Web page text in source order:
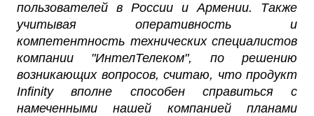
пользователей в России и Армении. Также
учитывая оперативность и
компетентность технических специалистов
компании "ИнтелТелеком", по решению
возникающих вопросов, считаю, что продукт
Infinity вполне способен справиться с
намеченными нашей компанией планами